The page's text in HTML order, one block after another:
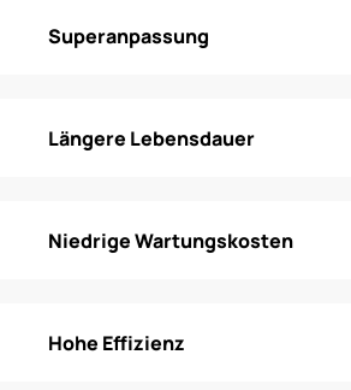
Superanpassung
Längere Lebensdauer
Niedrige Wartungskosten
Hohe Effizienz